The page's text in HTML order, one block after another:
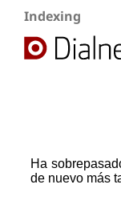
Indexing